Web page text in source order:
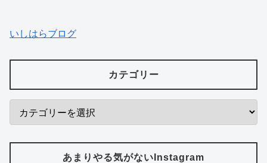
いしはらブログ
カテゴリー
あまりやる気がないInstagram